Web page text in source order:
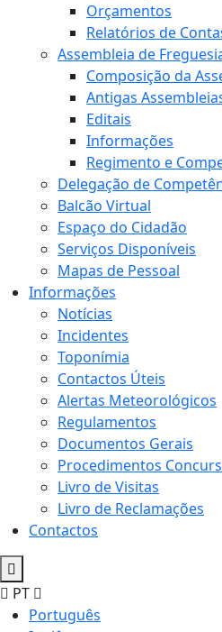
Orçamentos
Relatórios de
Assembleia de
Composição da
Antigas
Editais
Informações
Regimento e
Delegação de
Balcão Virtual
Espaço do Cidadão
Serviços Disponíveis
Mapas de Pessoal
Informações
Notícias
Incidentes
Toponímia
Contactos Úteis
Alertas Meteorológicos
Regulamentos
Documentos Gerais
Procedimentos
Livro de Visitas
Livro de Reclamações
Contactos
PT
Português